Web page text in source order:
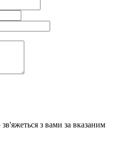
з вами за вказаним